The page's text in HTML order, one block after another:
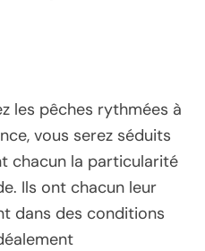
les pêches rythmées à
vous serez séduits
chacun la particularité
Ils ont chacun leur
dans des conditions